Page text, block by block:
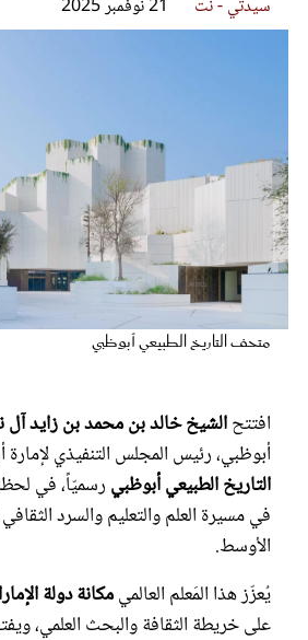
سيدتي - نت 21 نوفمبر 2025
متحف التاريخ الطبيعي أبوظبي
افتتحالشيخ خالد بن محمد بن زايد آل
أبوظبي، رئيس المجلس التنفيذي لإمارة
التاريخ الطبيعي أبوظبي رسميّاً، في
في مسيرة العلم والتعليم والسرد
الأوسط.
يُعزّز هذا المَعلم العالميمكانة دولة
على خريطة الثقافة والبحث العلمي،
بلس+
ستايل
تقارير
عروس سيدتي
مجلة سيدتي
غلاف رفمي